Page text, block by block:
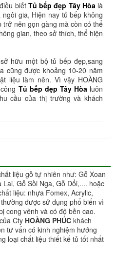
biết Tủ bếp đẹp Tây Hòalà
gia, Hiện nay tủ bếp không
nên gọn gàng mà còn có thể
gian, theo sở thích, thể hiện
hữu một bộ tủ bếp đẹp,sang
cũng được khoảng 10-20 năm
liệu làm nên. Vì vậy HOÀNG
Tủ bếp đẹp Tây Hòaluôn
cầu của thị trường và khách
liệu gỗ tự nhiên như: Gỗ Xoan
Gỗ Sồi Nga, Gỗ Dổi,.... hoặc
liệu: nhựa Fomex, Acrylic,
được sử dụng phổ biến vì
cong vênh và có độ bền cao.
của Cty HOÀNG PHÚC khách
tư vấn có kinh nghiệm hướng
loại chất liệu thiết kế tủ tốt nhất